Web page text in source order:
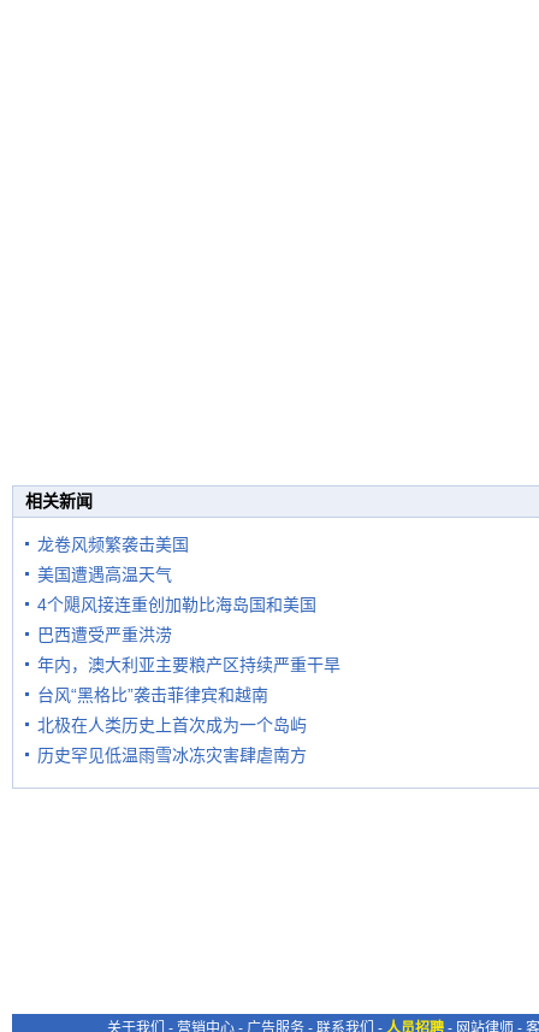
相关新闻
龙卷风频繁袭击美国
美国遭遇高温天气
4个飓风接连重创加勒比海岛国和美国
巴西遭受严重洪涝
年内，澳大利亚主要粮产区持续严重干旱
台风“黑格比”袭击菲律宾和越南
北极在人类历史上首次成为一个岛屿
历史罕见低温雨雪冰冻灾害肆虐南方
关于我们 - 营销中心 - 广告服务 - 联系我们 - 人员招聘 - 网站律师 -